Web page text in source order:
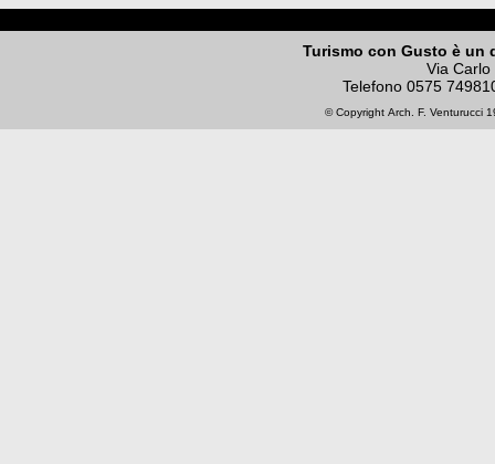
Turismo con Gusto è un
Via
Telefono 0575
© Copyright Arch. F. Venturucci